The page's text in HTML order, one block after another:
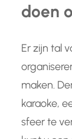
doen
Er zijn tal
maken.
karaoke,
sfeer te